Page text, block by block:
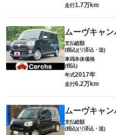
走行1.7万km
ムーヴキャン
支払総額
(税込)(リ済込・追)
車両本体価格
(税込)
年式2017年
走行6.2万km
ムーヴキャン
支払総額
(税込)(リ済込・追)